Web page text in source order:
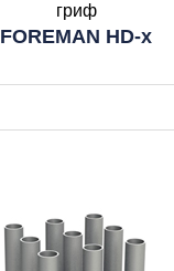
гриф
FOREMAN HD-x